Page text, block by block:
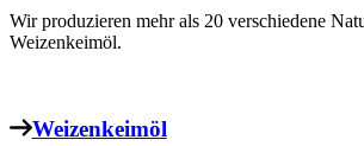
Wir produzieren mehr als 20 verschiedene
Weizenkeimöl.
Weizenkeimöl